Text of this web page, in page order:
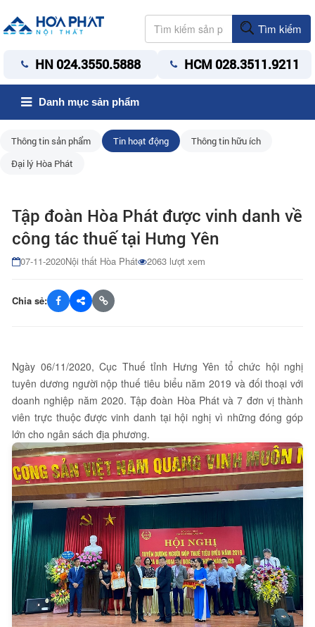
Tìm kiếm
HN 024.3550.5888 HCM 028.3511.9211
Danh mục sản phẩm
Thông tin sản phẩm Tin hoạt động
Thông tin hữu ích
Đại lý Hòa Phát
Tập đoàn Hòa Phát được vinh danh về
công tác thuế tại Hưng Yên
07-11-2020Nội thất Hòa Phát 2063 lượt xem
Chia sẻ:
Ngày 06/11/2020, Cục Thuế tỉnh Hưng Yên tổ chức hội nghị
tuyên dương người nộp thuế tiêu biểu năm 2019 và đối thoại với
doanh nghiệp năm 2020. Tập đoàn Hòa Phát và 7 đơn vị thành
viên trực thuộc được vinh danh tại hội nghị vì những đóng góp
lớn cho ngân sách địa phương.